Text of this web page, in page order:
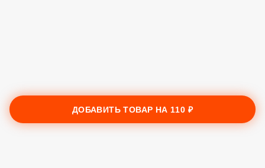
ДОБАВИТЬ ТОВАР НА 110 ₽